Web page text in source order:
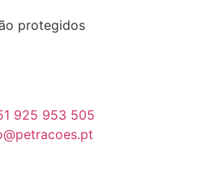
protegidos
925 953 505